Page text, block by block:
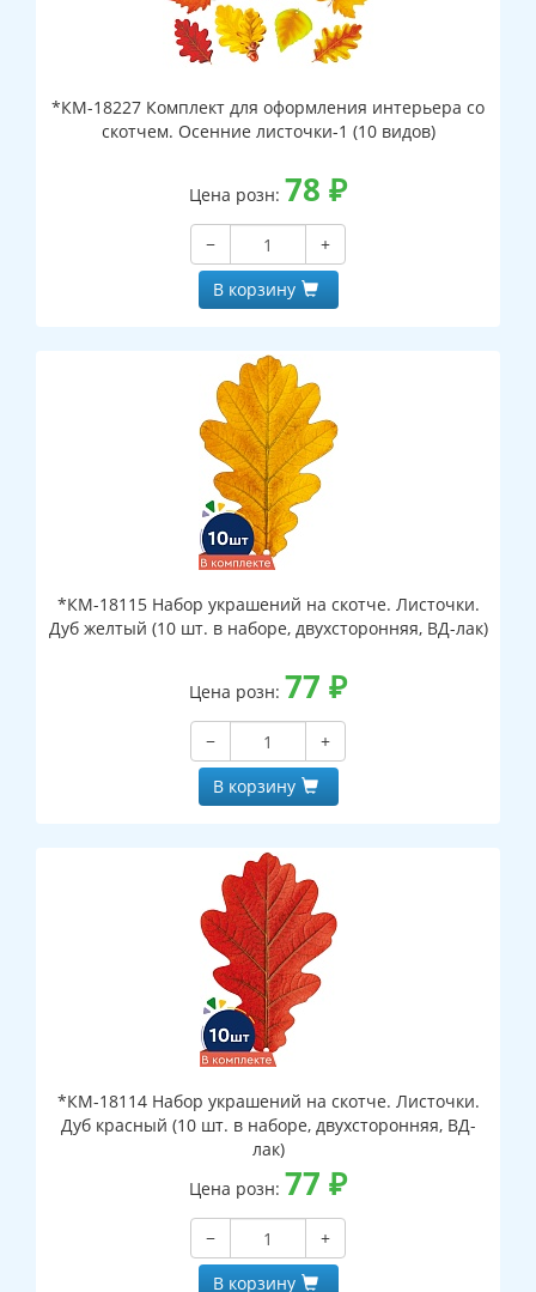
*КМ-18227 Комплект для оформления интерьера со
скотчем. Осенние листочки-1 (10 видов)
Цена розн: 78 ₽
−
+
В корзину
*КМ-18115 Набор украшений на скотче. Листочки.
Дуб желтый (10 шт. в наборе, двухсторонняя, ВД-лак)
Цена розн: 77 ₽
−
+
В корзину
*КМ-18114 Набор украшений на скотче. Листочки.
Дуб красный (10 шт. в наборе, двухсторонняя, ВД-
лак)
Цена розн: 77 ₽
−
+
В корзину